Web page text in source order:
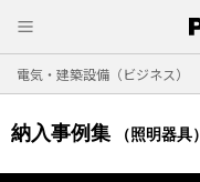
電気・建築設備（ビジネス）
納入事例集 （照明器具）